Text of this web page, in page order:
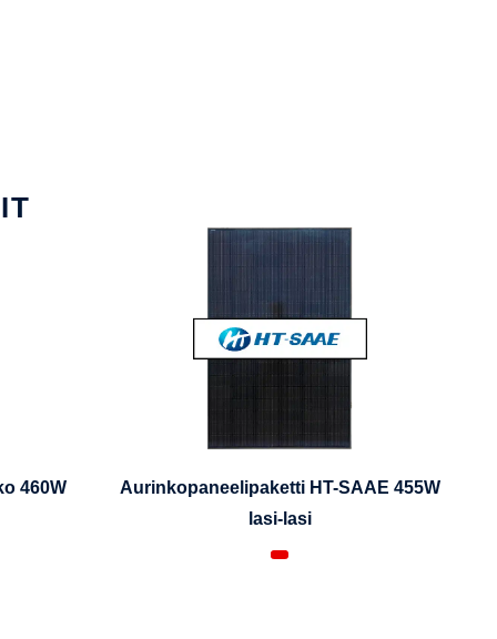
460W
Aurinkopaneelipaketti HT-SAAE 455W
lasi-lasi